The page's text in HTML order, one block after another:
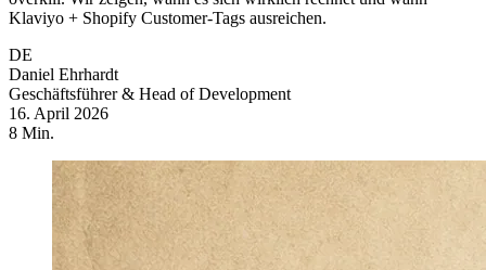
Klaviyo + Shopify Customer-Tags ausreichen.
DE
Daniel Ehrhardt
Geschäftsführer & Head of Development
16. April 2026
8 Min.